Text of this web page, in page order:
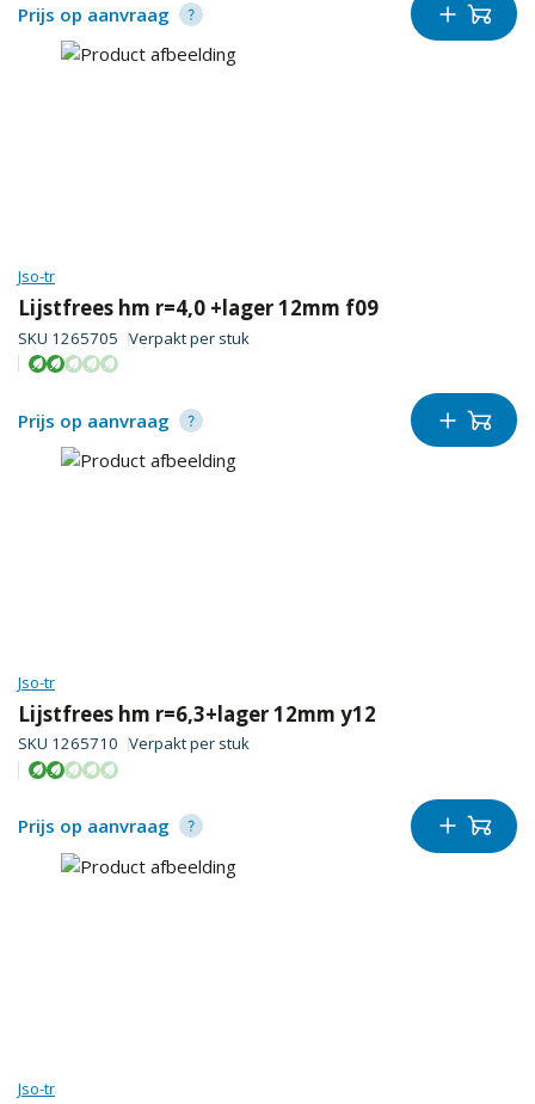
Prijs op aanvraag
Jso-tr
Lijstfrees hm r=4,0 +lager 12mm f09
SKU 1265705 Verpakt per stuk
Prijs op aanvraag
Jso-tr
Lijstfrees hm r=6,3+lager 12mm y12
SKU 1265710 Verpakt per stuk
Prijs op aanvraag
Jso-tr